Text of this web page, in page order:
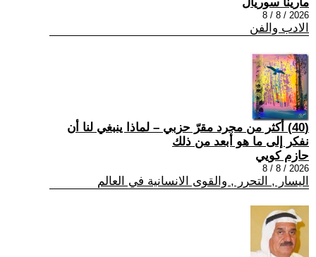
2026 / 8 / 8
الادب والفن
(40) أكثر من مجرد مقرّ حزبي – لماذا ينبغي لنا أن
نفكر إلى ما هو أبعد من ذلك
حازم كويي
2026 / 8 / 8
اليسار , التحرر , والقوى الانسانية في العالم